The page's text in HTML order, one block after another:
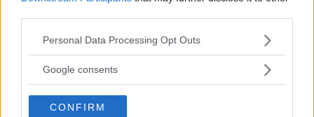
Please note that this website/app uses one or more Google
not limited to your visit or usage behaviour. You may click to
use your data for below specified purposes in below Google
consent section.
Personal Data Processing Opt Outs
Google consents
CONFIRM